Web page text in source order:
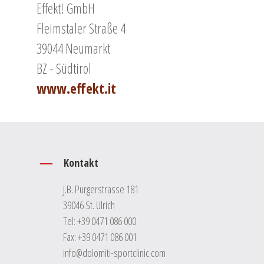
Effekt! GmbH
Fleimstaler Straße 4
39044 Neumarkt
BZ - Südtirol
www.effekt.it
Kontakt
J.B. Purgerstrasse 181
39046 St. Ulrich
Tel:+39 0471 086 000
Fax: +39 0471 086 001
info@dolomiti-sportclinic.com